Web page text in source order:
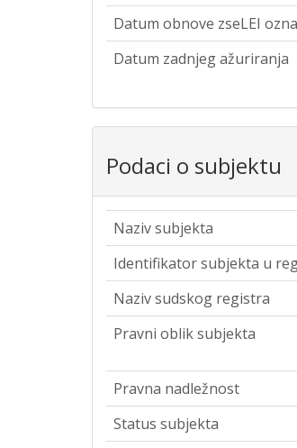
Datum obnove zseLEI
Datum zadnjeg ažuriranja
Podaci o subjektu
Naziv subjekta
Identifikator subjekta u
Naziv sudskog registra
Pravni oblik subjekta
Pravna nadležnost
Status subjekta